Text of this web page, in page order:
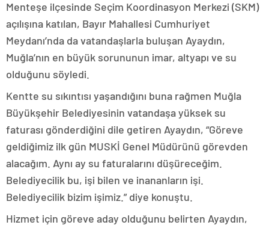
Menteşe ilçesinde Seçim Koordinasyon Merkezi (SKM)
açılışına katılan, Bayır Mahallesi Cumhuriyet
Meydanı’nda da vatandaşlarla buluşan Ayaydın,
Muğla’nın en büyük sorununun imar, altyapı ve su
olduğunu söyledi.
Kentte su sıkıntısı yaşandığını buna rağmen Muğla
Büyükşehir Belediyesinin vatandaşa yüksek su
faturası gönderdiğini dile getiren Ayaydın, “Göreve
geldiğimiz ilk gün MUSKİ Genel Müdürünü görevden
alacağım. Aynı ay su faturalarını düşüreceğim.
Belediyecilik bu, işi bilen ve inananların işi.
Belediyecilik bizim işimiz.” diye konuştu.
Hizmet için göreve aday olduğunu belirten Ayaydın,